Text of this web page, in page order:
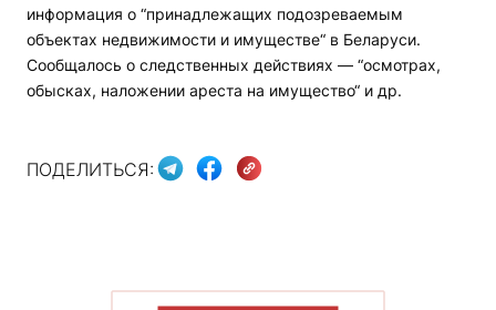
информация о “принадлежащих подозреваемым
объектах недвижимости и имуществе“ в Беларуси.
Сообщалось о следственных действиях — “осмотрах,
обысках, наложении ареста на имущество“ и др.
ПОДЕЛИТЬСЯ: